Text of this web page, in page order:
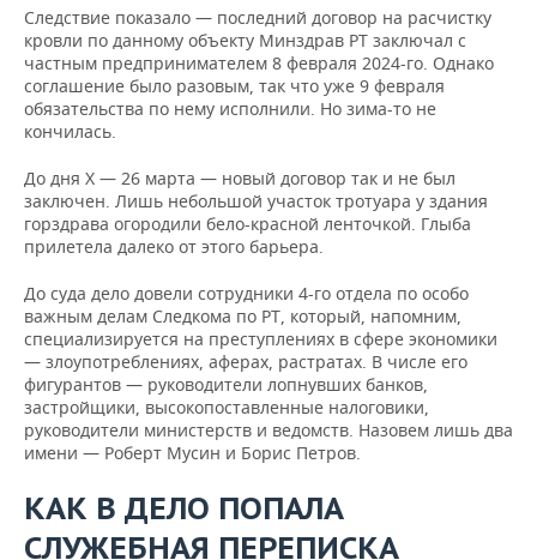
Следствие показало — последний договор на расчистку
кровли по данному объекту Минздрав РТ заключал с
частным предпринимателем 8 февраля 2024-го. Однако
соглашение было разовым, так что уже 9 февраля
обязательства по нему исполнили. Но зима-то не
кончилась.
До дня Х — 26 марта — новый договор так и не был
заключен. Лишь небольшой участок тротуара у здания
горздрава огородили бело-красной ленточкой. Глыба
прилетела далеко от этого барьера.
До суда дело довели сотрудники 4-го отдела по особо
важным делам Следкома по РТ, который, напомним,
специализируется на преступлениях в сфере экономики
— злоупотреблениях, аферах, растратах. В числе его
фигурантов — руководители лопнувших банков,
застройщики, высокопоставленные налоговики,
руководители министерств и ведомств. Назовем лишь два
имени — Роберт Мусин и Борис Петров.
КАК В ДЕЛО ПОПАЛА
СЛУЖЕБНАЯ ПЕРЕПИСКА